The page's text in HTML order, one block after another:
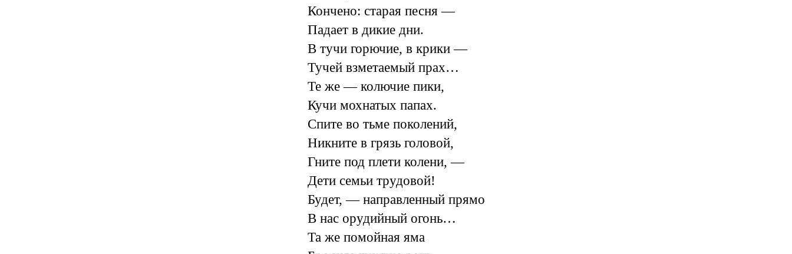
Кончено: старая песня —
Падает в дикие дни.
В тучи горючие, в крики —
Тучей взметаемый прах…
Те же — колючие пики,
Кучи мохнатых папах.
Спите во тьме поколений,
Никните в грязь головой,
Гните под плети колени, —
Дети семьи трудовой!
Будет, — направленный прямо
В нас орудийный огонь…
Та же помойная яма